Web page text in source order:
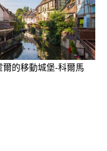
霍爾的移動城堡-科爾馬